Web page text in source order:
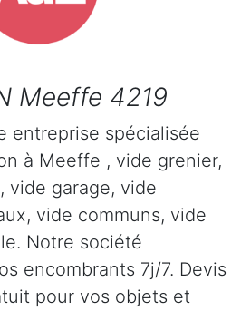
Meeffe 4219
entreprise spécialisée
à Meeffe , vide grenier,
vide garage, vide
vide communs, vide
Notre société
encombrants 7j/7. Devis
pour vos objets et